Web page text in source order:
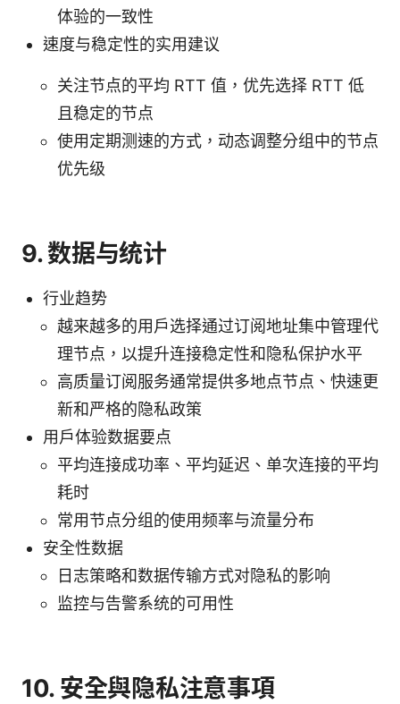
体验的一致性
速度与稳定性的实用建议
关注节点的平均 RTT 值，优先选择 RTT 低
且稳定的节点
使用定期测速的方式，动态调整分组中的节点
优先级
9. 数据与统计
行业趋势
越来越多的用户选择通过订阅地址集中管理代
理节点，以提升连接稳定性和隐私保护水平
高质量订阅服务通常提供多地点节点、快速更
新和严格的隐私政策
用户体验数据要点
平均连接成功率、平均延迟、单次连接的平均
耗时
常用节点分组的使用频率与流量分布
安全性数据
日志策略和数据传输方式对隐私的影响
监控与告警系统的可用性
10. 安全與隐私注意事項